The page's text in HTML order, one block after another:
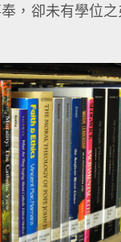
，卻未有學位